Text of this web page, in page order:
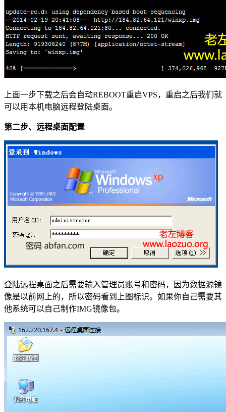
上面一步下载之后会自动REBOOT重启VPS，重启之后我们就
可以用本机电脑远程登陆桌面。
第二步、远程桌面配置
登陆远程桌面之后需要输入管理员账号和密码，因为数据源镜
像是以前网上的，所以密码看到上图标识。如果你自己需要其
他系统可以自己制作IMG镜像包。